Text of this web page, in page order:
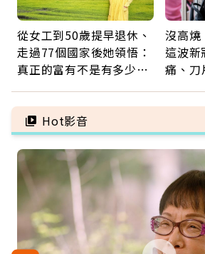
從女工到50歲提早退休、
走過77個國家後她領悟：
真正的富有不是有多少
自由
沒高燒
這波新
痛、
肺，
管發炎
Hot影音